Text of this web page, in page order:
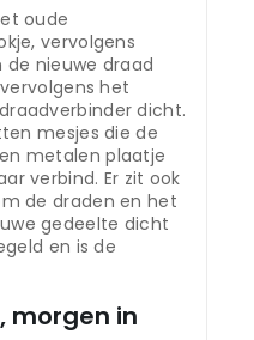
oude
vervolgens
nieuwe draad
het
dicht.
mesjes die de
metalen plaatje
verbind. Er zit ook
de draden en het
gedeelte dicht
en is de
morgen in